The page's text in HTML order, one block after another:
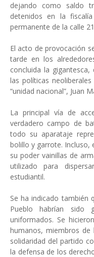
dejando como saldo
detenidos en la
permanente de la calle
El acto de provocación
tarde en los
concluida la
las políticas
“unidad nacional”, Juan
La principal vía de
verdadero campo de
todo su aparataje
bolillo y garrote. Incluso,
su poder vainillas de
utilizado para
estudiantil.
Se ha indicado también
Pueblo habrían sido
uniformados. Se
humanos, miembros
solidaridad del partido
la defensa de los